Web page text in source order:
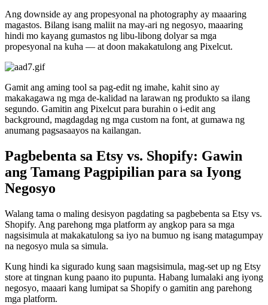
Ang downside ay ang propesyonal na photography ay maaaring
magastos. Bilang isang maliit na may-ari ng negosyo, maaaring
hindi mo kayang gumastos ng libu-libong dolyar sa mga
propesyonal na kuha — at doon makakatulong ang Pixelcut.
Gamit ang aming tool sa pag-edit ng imahe, kahit sino ay
makakagawa ng mga de-kalidad na larawan ng produkto sa ilang
segundo. Gamitin ang Pixelcut para burahin o i-edit ang
background, magdagdag ng mga custom na font, at gumawa ng
anumang pagsasaayos na kailangan.
Pagbebenta sa Etsy vs. Shopify: Gawin
ang Tamang Pagpipilian para sa Iyong
Negosyo
Walang tama o maling desisyon pagdating sa pagbebenta sa Etsy vs.
Shopify. Ang parehong mga platform ay angkop para sa mga
nagsisimula at makakatulong sa iyo na bumuo ng isang matagumpay
na negosyo mula sa simula.
Kung hindi ka sigurado kung saan magsisimula, mag-set up ng Etsy
store at tingnan kung paano ito pupunta. Habang lumalaki ang iyong
negosyo, maaari kang lumipat sa Shopify o gamitin ang parehong
mga platform.